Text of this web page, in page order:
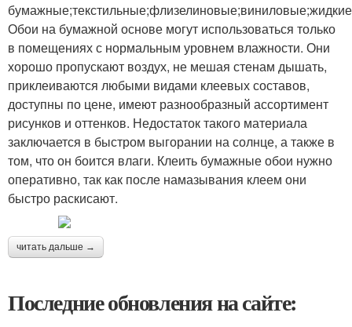
Обои на бумажной основе могут использоваться только
в помещениях с нормальным уровнем влажности. Они
хорошо пропускают воздух, не мешая стенам дышать,
приклеиваются любыми видами клеевых составов,
доступны по цене, имеют разнообразный ассортимент
рисунков и оттенков. Недостаток такого материала
заключается в быстром выгорании на солнце, а также в
том, что он боится влаги. Клеить бумажные обои нужно
оперативно, так как после намазывания клеем они
быстро раскисают.
читать дальше →
Последние обновления на сайте: